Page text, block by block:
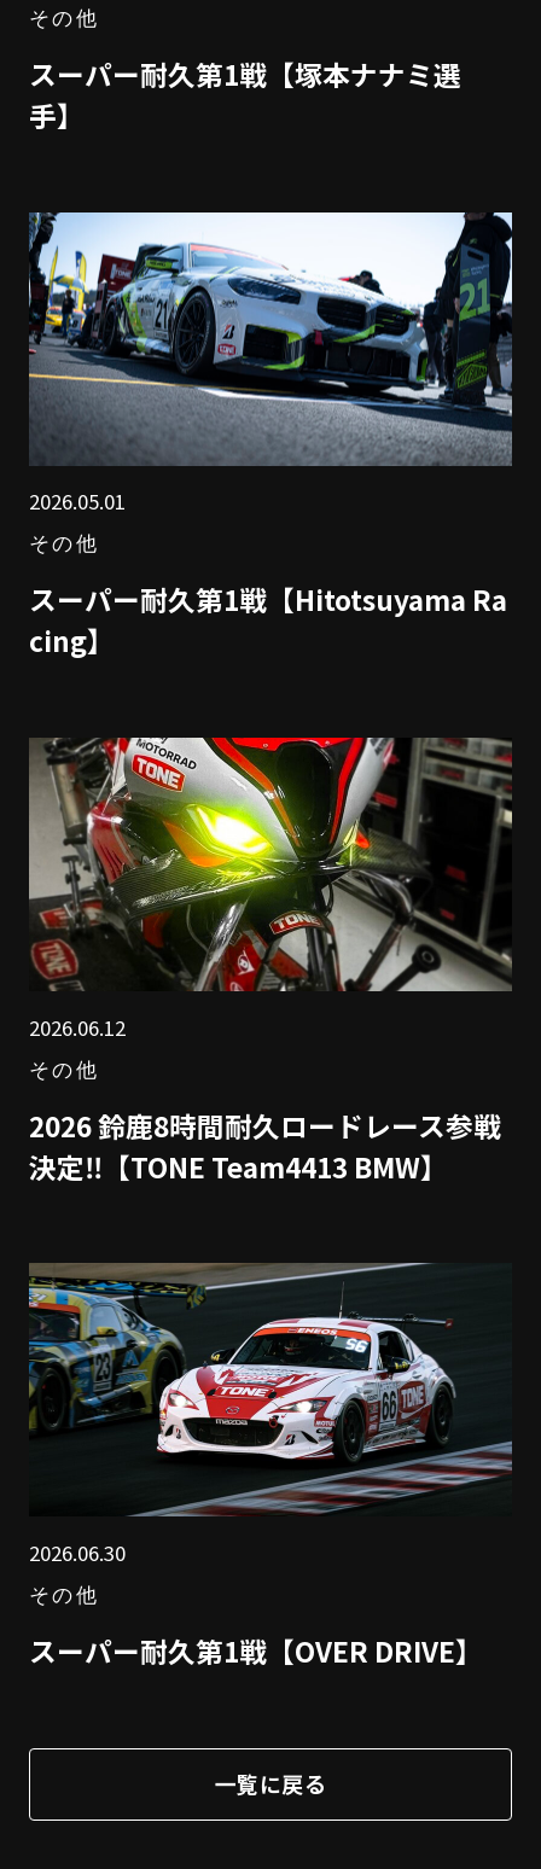
その他
スーパー耐久第1戦【塚本ナナミ選
手】
2026.05.01
その他
スーパー耐久第1戦【Hitotsuyama Ra
cing】
2026.06.12
その他
2026 鈴鹿8時間耐久ロードレース参戦
決定‼【TONE Team4413 BMW】
2026.06.30
その他
スーパー耐久第1戦【OVER DRIVE】
一覧に戻る